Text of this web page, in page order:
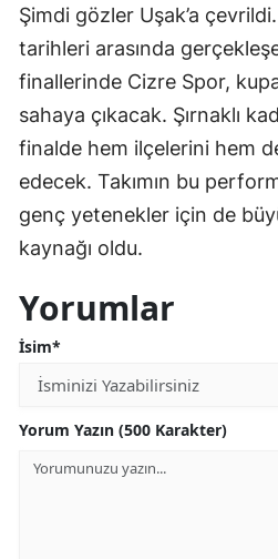
Şimdi gözler Uşak’a
tarihleri arasında
finallerinde Cizre Spor,
sahaya çıkacak. Şırnaklı
finalde hem ilçelerini hem
edecek. Takımın bu
genç yetenekler için de
kaynağı oldu.
Yorumlar
İsim*
Yorum Yazın (500 Karakter)